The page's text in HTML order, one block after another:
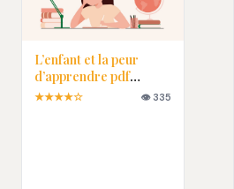
L’enfant et la peur
d’apprendre pdf
gratuit
★★★★☆ 👁 335